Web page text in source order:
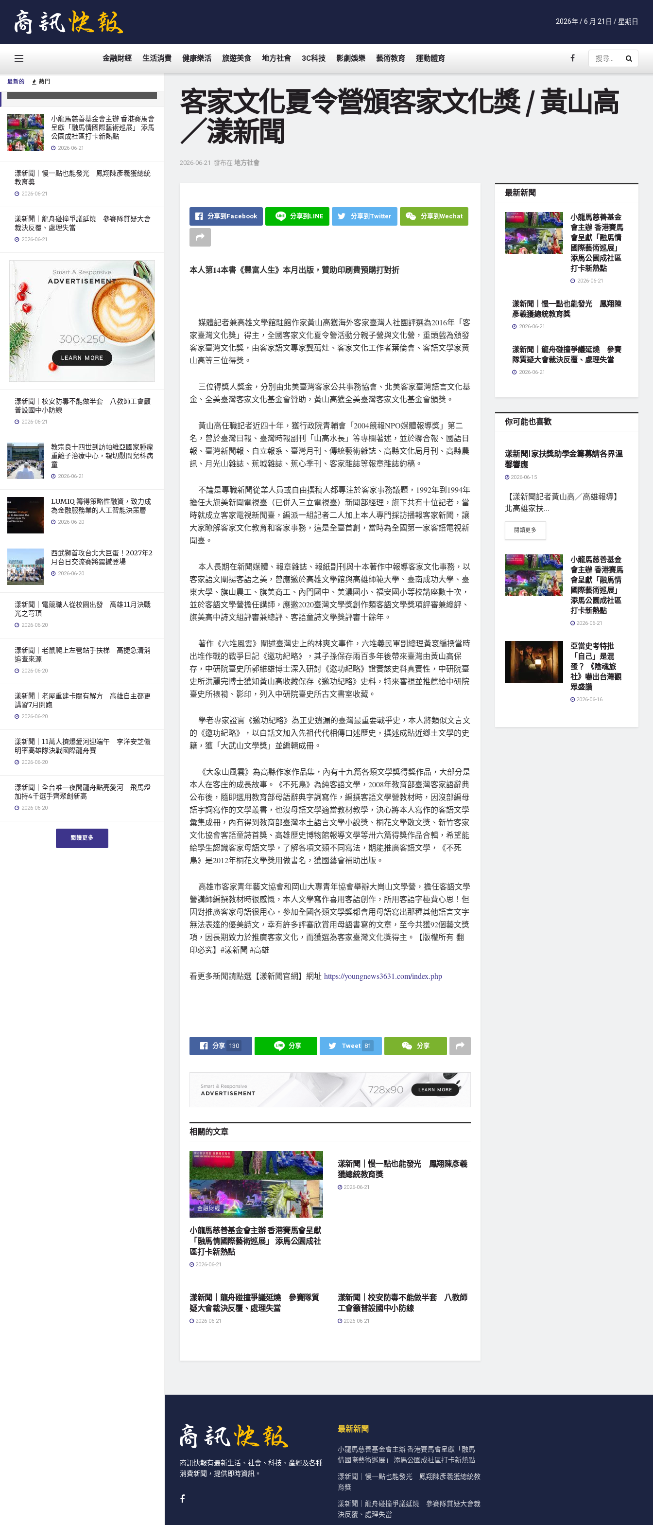
最新的 熱門
客家文化夏令營頒客家文化獎 / 黃山
高／漾新聞
小龍馬慈善基金會主辦 香港賽馬會
呈獻「融馬情國際藝術巡展」 添馬
公園成社區打卡新熱點
2026-06-21
漾新聞｜慢一點也能發光 鳳翔陳彥羲獲總統
教育獎
2026-06-21
漾新聞｜龍舟碰撞爭議延燒 參賽隊質疑大會
裁決反覆、處理失當
2026-06-21
漾新聞｜校安防毒不能做半套 八教師工會籲
普設國中小防線
2026-06-21
教宗良十四世到訪帕維亞國家腫瘤
重離子治療中心，親切慰問兒科病
童
2026-06-21
LUMIQ 籌得策略性融資，致力成
為金融服務業的人工智能決策層
2026-06-20
西武獅首攻台北大巨蛋！2027年2
月台日交流賽將震撼登場
2026-06-20
漾新聞｜電競職人從校園出發 高雄11月決戰
光之穹頂
2026-06-20
漾新聞｜老鼠爬上左營站手扶梯 高捷急清消
追查來源
2026-06-20
漾新聞｜老屋重建卡關有解方 高雄自主都更
講習7月開跑
2026-06-20
漾新聞｜11萬人擠爆愛河迎端午 李洋安芝儇
明率高雄隊決戰國際龍舟賽
2026-06-20
漾新聞｜全台唯一夜間龍舟點亮愛河 飛馬燈
加持4千選手齊聚創新高
2026-06-20
閱讀更多
2026年 / 6 月 21日 / 星期日
金融財經 生活消費 健康樂活 旅遊美食 地方社會 3C科技 影劇娛樂 藝術教育 運動體育
客家文化夏令營頒客家文化獎 / 黃山高
／漾新聞
2026-06-21 發布在 地方社會
分享到Facebook 分享到LINE 分享到Twitter 分享到Wechat
本人第14本書《豐富人生》本月出版，贊助印刷費預購打對折
媒體記者兼高雄文學館駐館作家黃山高獲海外客家臺灣人社團評選為2016年「客
家臺灣文化獎」得主，全國客家文化夏令營活動分親子營與文化營，重頭戲為頒發
客家臺灣文化獎，由客家語文專家龔萬灶、客家文化工作者葉倫會、客語文學家黃
山高等三位得獎。
三位得獎人獎金，分別由北美臺灣客家公共事務協會、北美客家臺灣語言文化基
金、全美臺灣客家文化基金會贊助，黃山高獲全美臺灣客家文化基金會頒獎。
黃山高任職記者近四十年，獲行政院青輔會「2004競報NPO媒體報導獎」第二
名，曾於臺灣日報、臺灣時報副刊「山高水長」等專欄著述，並於聯合報、國語日
報、臺灣新聞報、自立報系、臺灣月刊、傳統藝術雜誌、高縣文化局月刊、高縣農
訊、月光山雜誌、蕉城雜誌、蕉心季刊、客家雜誌等報章雜誌約稿。
不論是專職新聞從業人員或自由撰稿人都專注於客家事務議題，1992年到1994年
擔任大旗美新聞電視臺（已併入三立電視臺）新聞部經理，旗下共有十位記者，當
時就成立客家電視新聞臺，編派一組記者二人加上本人專門採訪播報客家新聞，讓
大家瞭解客家文化教育和客家事務，這是全臺首創，當時為全國第一家客語電視新
聞臺。
本人長期在新聞媒體、報章雜誌、報紙副刊與十本著作中報導客家文化事務，以
客家語文闡揚客語之美，曾應邀於高雄文學館與高雄師範大學、臺南成功大學、臺
東大學、旗山農工、旗美商工、內門國中、美濃國小、福安國小等校講座數十次，
並於客語文學營擔任講師，應邀2020臺灣文學獎創作類客語文學獎項評審兼總評、
旗美高中詩文組評審兼總評、客語童詩文學獎評審十餘年。
著作《六堆風雲》闡述臺灣史上的林爽文事件，六堆義民軍副總理黃袞編撰當時
出堆作戰的戰爭日記《邀功紀略》，其子孫保存兩百多年後帶來臺灣由黃山高保
存，中研院臺史所郭維雄博士深入研討《邀功紀略》證實該史料真實性，中研院臺
史所洪麗完博士獲知黃山高收藏保存《邀功紀略》史料，特來審視並推薦給中研院
臺史所裱褙、影印，列入中研院臺史所古文書室收藏。
學者專家證實《邀功紀略》為正史遺漏的臺灣最重要戰爭史，本人將類似文言文
的《邀功紀略》，以白話文加入先祖代代相傳口述歷史，撰述成貼近鄉土文學的史
籍，獲「大武山文學獎」並編輯成冊。
《大象山風雲》為高縣作家作品集，內有十九篇各類文學獎得獎作品，大部分是
本人在客庄的成長故事。《不死鳥》為純客語文學，2008年教育部臺灣客家語辭典
公布後，隨即選用教育部母語辭典字詞寫作，編撰客語文學營教材時，因沒部編母
語字詞寫作的文學叢書，也沒母語文學適當教材教學，決心將本人寫作的客語文學
彙集成冊，內有得到教育部臺灣本土語言文學小說獎、桐花文學散文獎、新竹客家
文化協會客語童詩首獎、高雄歷史博物館報導文學等卅六篇得獎作品合輯，希望能
給學生認識客家母語文學，了解各項文類不同寫法，期能推廣客語文學，《不死
鳥》是2012年桐花文學獎用做書名，獲國藝會補助出版。
高雄市客家青年藝文協會和岡山大專青年協會舉辦大崗山文學營，擔任客語文學
營講師編撰教材時很感慨，本人文學寫作喜用客語創作，所用客語字極費心思！但
因對推廣客家母語很用心，參加全國各類文學獎都會用母語寫出那種其他語言文字
無法表達的優美詩文，幸有許多評審欣賞用母語書寫的文章，至今共獲92個藝文獎
項，因長期致力於推廣客家文化，而獲選為客家臺灣文化獎得主。【版權所有 翻
印必究】#漾新聞 #高雄
看更多新聞請點選【漾新聞官網】網址 https://youngnews3631.com/index.php
分享 130 分享 Tweet 81 分享
相關的文章
金融財經
小龍馬慈善基金會主辦 香港賽馬會呈獻
「融馬情國際藝術巡展」 添馬公園成社
區打卡新熱點
2026-06-21
漾新聞｜慢一點也能發光 鳳翔陳彥羲
獲總統教育獎
2026-06-21
漾新聞｜龍舟碰撞爭議延燒 參賽隊質
疑大會裁決反覆、處理失當
2026-06-21
漾新聞｜校安防毒不能做半套 八教師
工會籲普設國中小防線
2026-06-21
最新新聞
小龍馬慈善基金
會主辦 香港賽馬
會呈獻「融馬情
國際藝術巡展」
添馬公園成社區
打卡新熱點
2026-06-21
漾新聞｜慢一點也能發光 鳳翔陳
彥羲獲總統教育獎
2026-06-21
漾新聞｜龍舟碰撞爭議延燒 參賽
隊質疑大會裁決反覆、處理失當
2026-06-21
你可能也喜歡
漾新聞|家扶獎助學金籌募請各界溫
馨響應
2026-06-15
【漾新聞記者黃山高／高雄報導】
北高雄家扶...
閱讀更多
小龍馬慈善基金
會主辦 香港賽馬
會呈獻「融馬情
國際藝術巡展」
添馬公園成社區
打卡新熱點
2026-06-21
亞當史考特批
「自己」是混
蛋？ 《陰魂旅
社》嚇出台灣觀
眾盛讚
2026-06-16
商訊快報有最新生活、社會、科技、產經及各種
消費新聞，提供即時資訊。
最新新聞
小龍馬慈善基金會主辦 香港賽馬會呈獻「融馬
情國際藝術巡展」 添馬公園成社區打卡新熱點
漾新聞｜慢一點也能發光 鳳翔陳彥羲獲總統教
育獎
漾新聞｜龍舟碰撞爭議延燒 參賽隊質疑大會裁
決反覆、處理失當